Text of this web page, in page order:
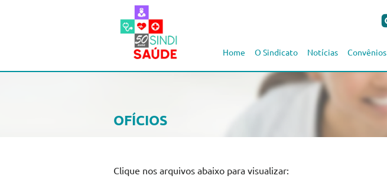
Convênios
Notícias
O Sindicato
Home
OFÍCIOS
Clique nos arquivos abaixo para visualizar: